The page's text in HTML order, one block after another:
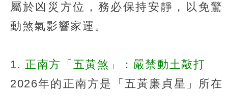
屬於凶災方位，務必保持安靜，以免驚
動煞氣影響家運。
1. 正南方「五黃煞」：嚴禁動土敲打
2026年的正南方是「五黃廉貞星」所在